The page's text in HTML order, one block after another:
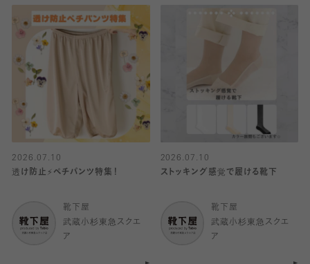
2026.07.10
透け防止⚡️ペチパンツ特集！
靴下屋
武蔵小杉東急スクエ
ア
2026.07.10
ストッキング感覚で履ける靴下
靴下屋
武蔵小杉東急スクエ
ア